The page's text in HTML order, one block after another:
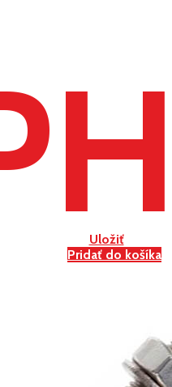
Uložiť
Pridať do košíka